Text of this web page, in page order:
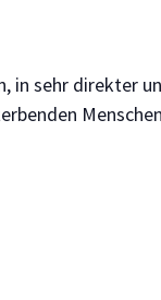
in sehr direkter